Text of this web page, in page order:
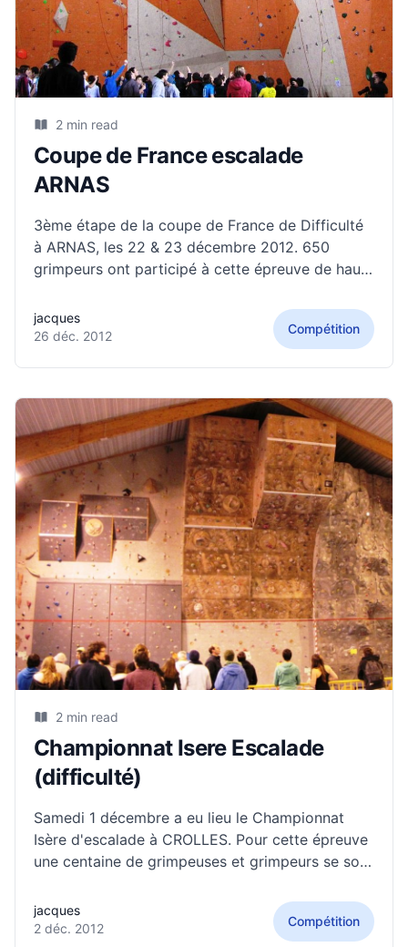
2 min read
Coupe de France escalade
ARNAS
3ème étape de la coupe de France de Difficulté
à ARNAS, les 22 & 23 décembre 2012. 650
grimpeurs ont participé à cette épreuve de haut
(également sur l'épreuve de vitesse) ont tenté
leur chance le samedi pour les qualifications.
jacques
26 déc. 2012
Compétition
2 min read
Championnat Isere Escalade
(difficulté)
Samedi 1 décembre a eu lieu le Championnat
Isère d'escalade à CROLLES. Pour cette épreuve
une centaine de grimpeuses et grimpeurs se sont
journée de grimpe. Au programme : 4 voies de
qualification, et une voie de finale pour
jacques
2 déc. 2012
Compétition